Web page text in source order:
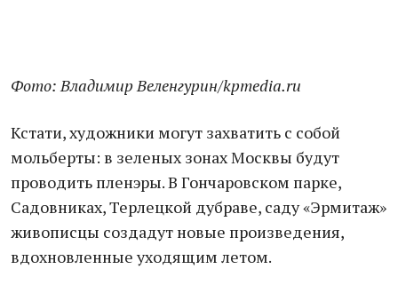
Фото: Владимир Веленгурин/kpmedia.ru
Кстати, художники могут захватить с собой
мольберты: в зеленых зонах Москвы будут
проводить пленэры. В Гончаровском парке,
Садовниках, Терлецкой дубраве, саду «Эрмитаж»
живописцы создадут новые произведения,
вдохновленные уходящим летом.